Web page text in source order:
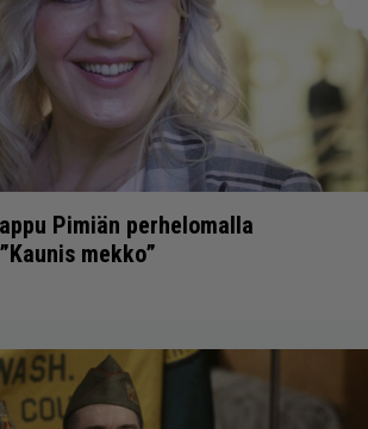
Pimiän perhelomalla
mekko”